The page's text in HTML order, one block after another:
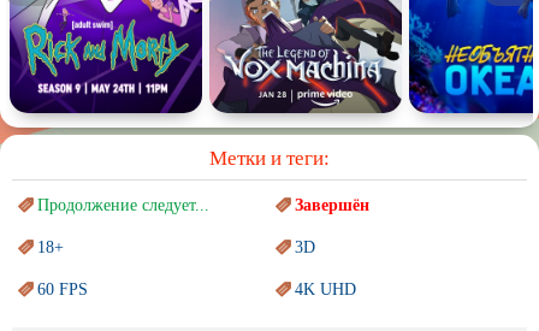
Метки и теги:
Продолжение следует... Завершён
18+ 3D
60 FPS 4K UHD